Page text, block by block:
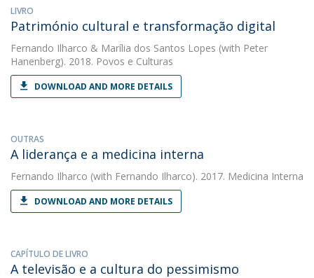
LIVRO
Património cultural e transformação digital
Fernando Ilharco & Marília dos Santos Lopes (with Peter
Hanenberg). 2018. Povos e Culturas
DOWNLOAD AND MORE DETAILS
OUTRAS
A liderança e a medicina interna
Fernando Ilharco (with Fernando Ilharco). 2017. Medicina Interna
DOWNLOAD AND MORE DETAILS
CAPÍTULO DE LIVRO
A televisão e a cultura do pessimismo